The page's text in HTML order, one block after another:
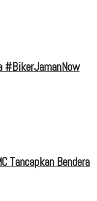
#BikerJamanNow
Tancapkan Bendera